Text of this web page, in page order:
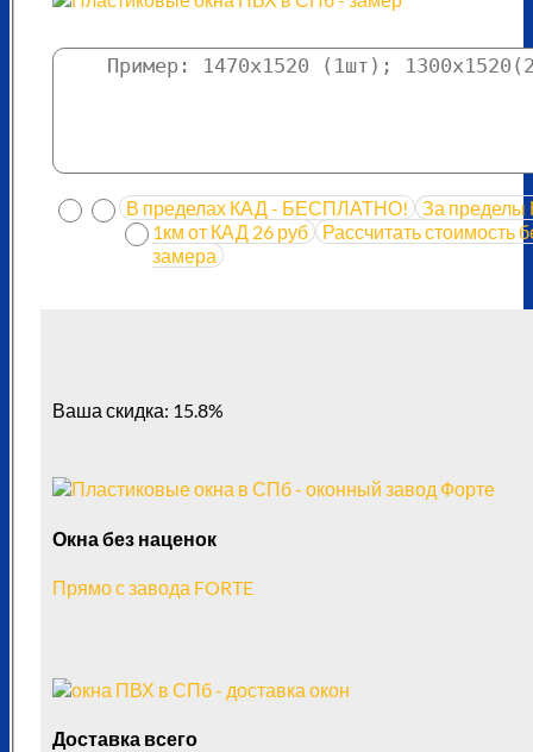
В пределах КАД - БЕСПЛАТНО!
За пределы
1км от КАД 26 руб
Рассчитать стоимость
замера
Ваша скидка: 15.8%
Окна без наценок
Прямо с завода FORTE
Доставка всего